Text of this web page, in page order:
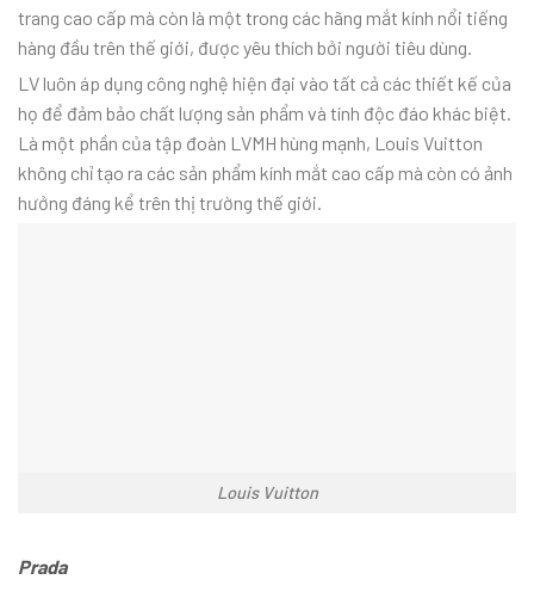
trang cao cấp mà còn là một trong các hãng mắt kính nổi tiếng
hàng đầu trên thế giới, được yêu thích bởi người tiêu dùng.
LV luôn áp dụng công nghệ hiện đại vào tất cả các thiết kế của
họ để đảm bảo chất lượng sản phẩm và tính độc đáo khác biệt.
Là một phần của tập đoàn LVMH hùng mạnh, Louis Vuitton
không chỉ tạo ra các sản phẩm kính mắt cao cấp mà còn có ảnh
hưởng đáng kể trên thị trường thế giới.
Louis Vuitton
Prada